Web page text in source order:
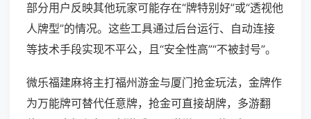
部分用户反映其他玩家可能存在“牌特别好”或“透视他
人牌型”的情况。这些工具通过后台运行、自动连接
等技术手段实现不平公，且“安全性高”“不被封号”。
微乐福建麻将主打福州游金与厦门抢金玩法，金牌作
为万能牌可替代任意牌，抢金可直接胡牌，多游翻